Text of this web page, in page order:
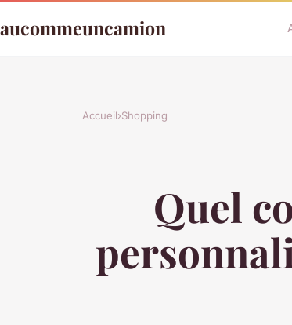
Accueil›Shopping
Quel